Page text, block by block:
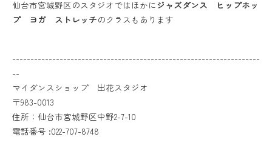
仙台市宮城野区のスタジオではほかに ジャズダンス ヒップホッ
プ ヨガ ストレッチのクラスもあります
--------------------------------------------------------------------
--
マイダンスショップ 出花スタジオ
〒983-0013
住所：仙台市宮城野区中野2-7-10
電話番号 :022-707-8748